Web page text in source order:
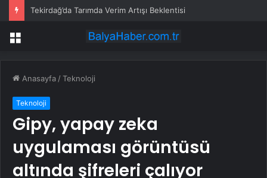
Tekirdağ’da Tarımda Verim Artışı Beklentisi
Menü
Anasayfa /Teknoloji
Teknoloji
Gipy, yapay zeka
uygulaması görüntüsü
altında şifreleri çalıyor